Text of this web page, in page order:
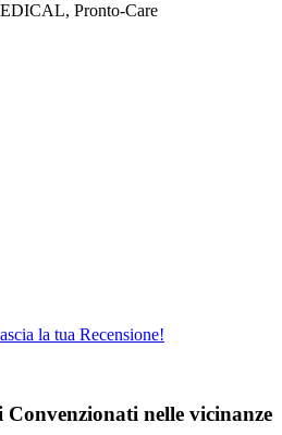
Pronto-Care
la tua Recensione!
nelle vicinanze